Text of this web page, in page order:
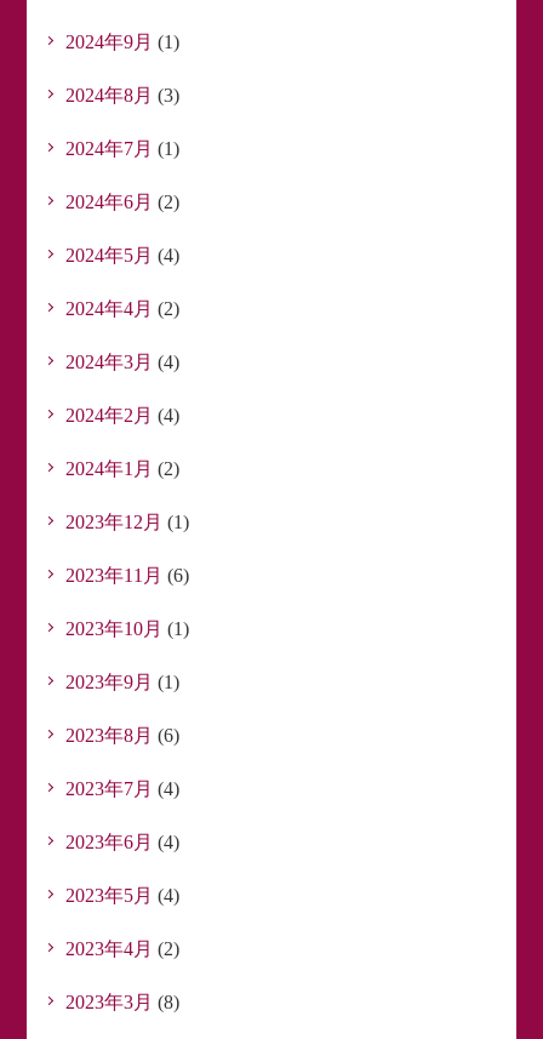
2024年9月 (1)
2024年8月 (3)
2024年7月 (1)
2024年6月 (2)
2024年5月 (4)
2024年4月 (2)
2024年3月 (4)
2024年2月 (4)
2024年1月 (2)
2023年12月 (1)
2023年11月 (6)
2023年10月 (1)
2023年9月 (1)
2023年8月 (6)
2023年7月 (4)
2023年6月 (4)
2023年5月 (4)
2023年4月 (2)
2023年3月 (8)